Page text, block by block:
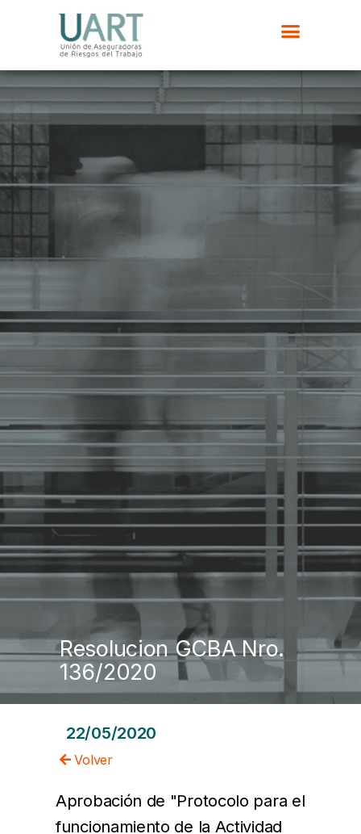
Resolucion GCBA Nro.
136/2020
22/05/2020
Volver
Aprobación de "Protocolo para el
funcionamiento de la Actividad